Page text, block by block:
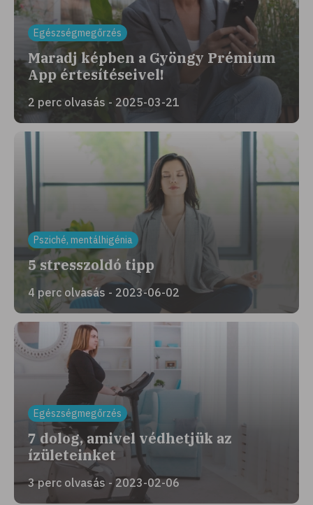
Egészségmegőrzés
Maradj képben a Gyöngy Prémium
App értesítéseivel!
2 perc olvasás - 2025-03-21
Psziché, mentálhigénia
5 stresszoldó tipp
4 perc olvasás - 2023-06-02
Egészségmegőrzés
7 dolog, amivel védhetjük az
ízületeinket
3 perc olvasás - 2023-02-06